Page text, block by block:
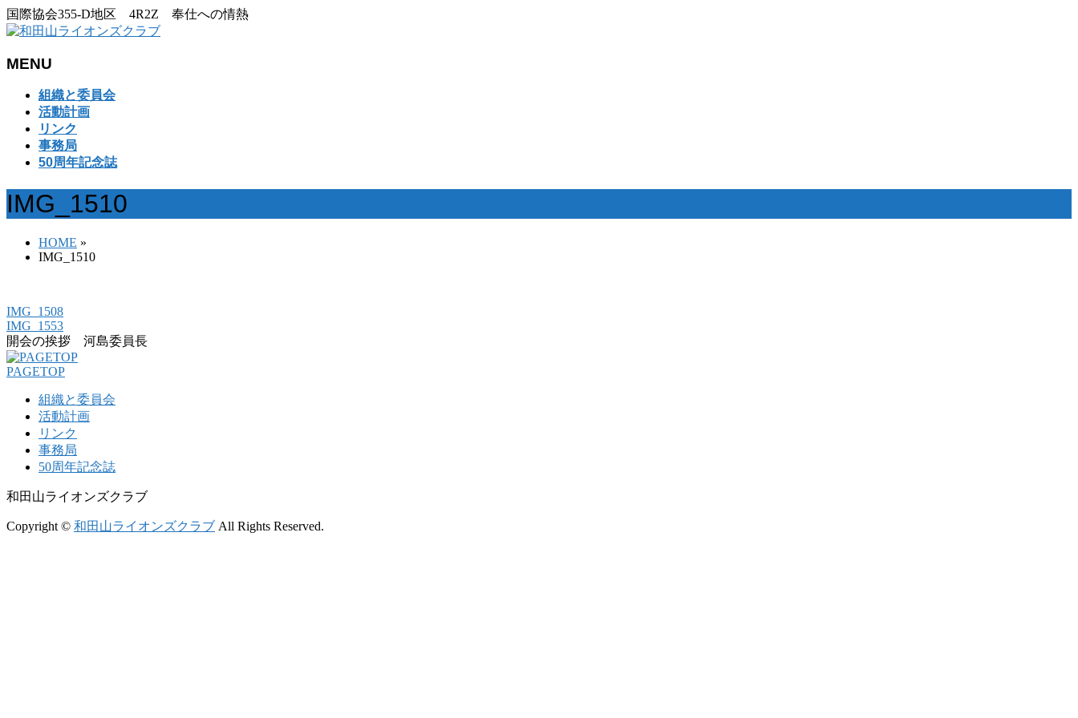
国際協会355-D地区 4R2Z 奉仕への情熱
MENU
ば
す
組織と委員会
活動計画
リンク
事務局
50周年記念誌
IMG_1510
HOME »
IMG_1510
IMG_1508
IMG_1553
開会の挨拶 河島委員長
PAGETOP
組織と委員会
活動計画
リンク
事務局
50周年記念誌
和田山ライオンズクラブ
Copyright © 和田山ライオンズクラブ All Rights Reserved.